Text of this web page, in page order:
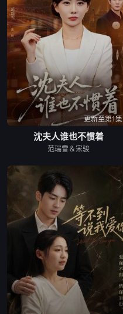
更新至第1集
沈夫人谁也不惯着
范瑞雪＆宋骏